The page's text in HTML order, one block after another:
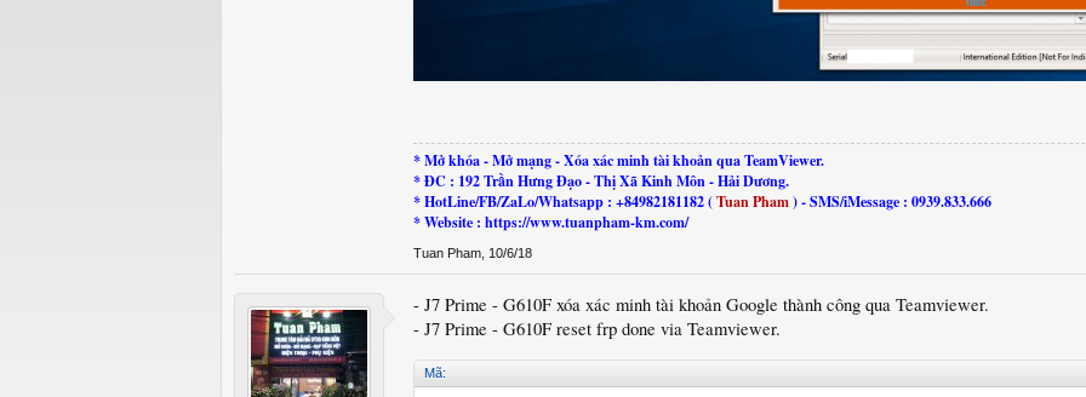
* Mở khóa - Mở mạng - Xóa xác minh tài khoản qua TeamViewer.
* ĐC : 192 Trần Hưng Đạo - Thị Xã Kinh Môn - Hải Dương.
* HotLine/FB/ZaLo/Whatsapp : +84982181182 (Tuan Pham) - SMS/iMessage : 0939.833.666
* Website : https://www.tuanpham-km.com/
Tuan Pham 10/6/18
- J7 Prime - G610F xóa xác minh tài khoản Google thành công qua Teamviewer.
- J7 Prime - G610F reset frp done via Teamviewer.
Mã: